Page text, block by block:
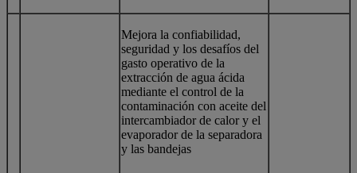
Mejora la confiabilidad,
seguridad y los desafíos del
gasto operativo de la
extracción de agua ácida
mediante el control de la
contaminación con aceite del
intercambiador de calor y el
evaporador de la separadora
y las bandejas